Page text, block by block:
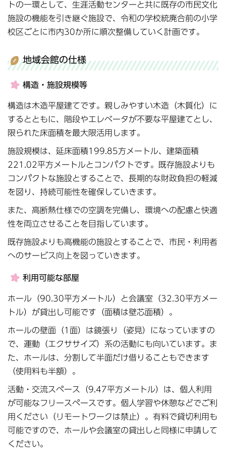
トの一環として、生涯活動センターと共に既存の市民文化
施設の機能を引き継ぐ施設で、令和の学校統廃合前の小学
校区ごとに市内30か所に順次整備していく計画です。
地域会館の仕様
構造・施設規模等
構造は木造平屋建てです。親しみやすい木造（木質化）に
するとともに、階段やエレベータが不要な平屋建てとし、
限られた床面積を最大限活用します。
施設規模は、延床面積199.85方メートル、建築面積
221.02平方メートルとコンパクトです。既存施設よりも
コンパクトな施設とすることで、長期的な財政負担の軽減
を図り、持続可能性を確保していきます。
また、高断熱仕様での空調を完備し、環境への配慮と快適
性を両立させることを目指しています。
既存施設よりも高機能の施設とすることで、市民・利用者
へのサービス向上を図っていきます。
利用可能な部屋
ホール（90.30平方メートル）と会議室（32.30平方メー
トル）が貸出し可能です（面積は壁芯面積）。
ホールの壁面（1面）は鏡張り（姿見）になっていますの
で、運動（エクササイズ）系の活動にも向いています。ま
た、ホールは、分割して半面だけ借りることもできます
（使用料も半額）。
活動・交流スペース（9.47平方メートル）は、個人利用
が可能なフリースペースです。個人学習や休憩などでご利
用ください（リモートワークは禁止）。有料で貸切利用も
可能ですので、ホールや会議室の貸出しと同様に申請して
ください。